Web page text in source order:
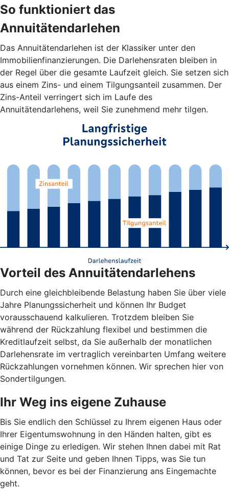
So funktioniert das
Annuitätendarlehen
Das Annuitätendarlehen ist der Klassiker unter den
Immobilienfinanzierungen. Die Darlehensraten bleiben in
der Regel über die gesamte Laufzeit gleich. Sie setzen sich
aus einem Zins- und einem Tilgungsanteil zusammen. Der
Zins-Anteil verringert sich im Laufe des
Annuitätendarlehens, weil Sie zunehmend mehr tilgen.
Vorteil des Annuitätendarlehens
Durch eine gleichbleibende Belastung haben Sie über viele
Jahre Planungssicherheit und können Ihr Budget
vorausschauend kalkulieren. Trotzdem bleiben Sie
während der Rückzahlung flexibel und bestimmen die
Kreditlaufzeit selbst, da Sie außerhalb der monatlichen
Darlehensrate im vertraglich vereinbarten Umfang weitere
Rückzahlungen vornehmen können. Wir sprechen hier von
Sondertilgungen.
Ihr Weg ins eigene Zuhause
Bis Sie endlich den Schlüssel zu Ihrem eigenen Haus oder
Ihrer Eigentumswohnung in den Händen halten, gibt es
einige Dinge zu erledigen. Wir stehen Ihnen dabei mit Rat
und Tat zur Seite und geben Ihnen Tipps, was Sie tun
können, bevor es bei der Finanzierung ans Eingemachte
geht.